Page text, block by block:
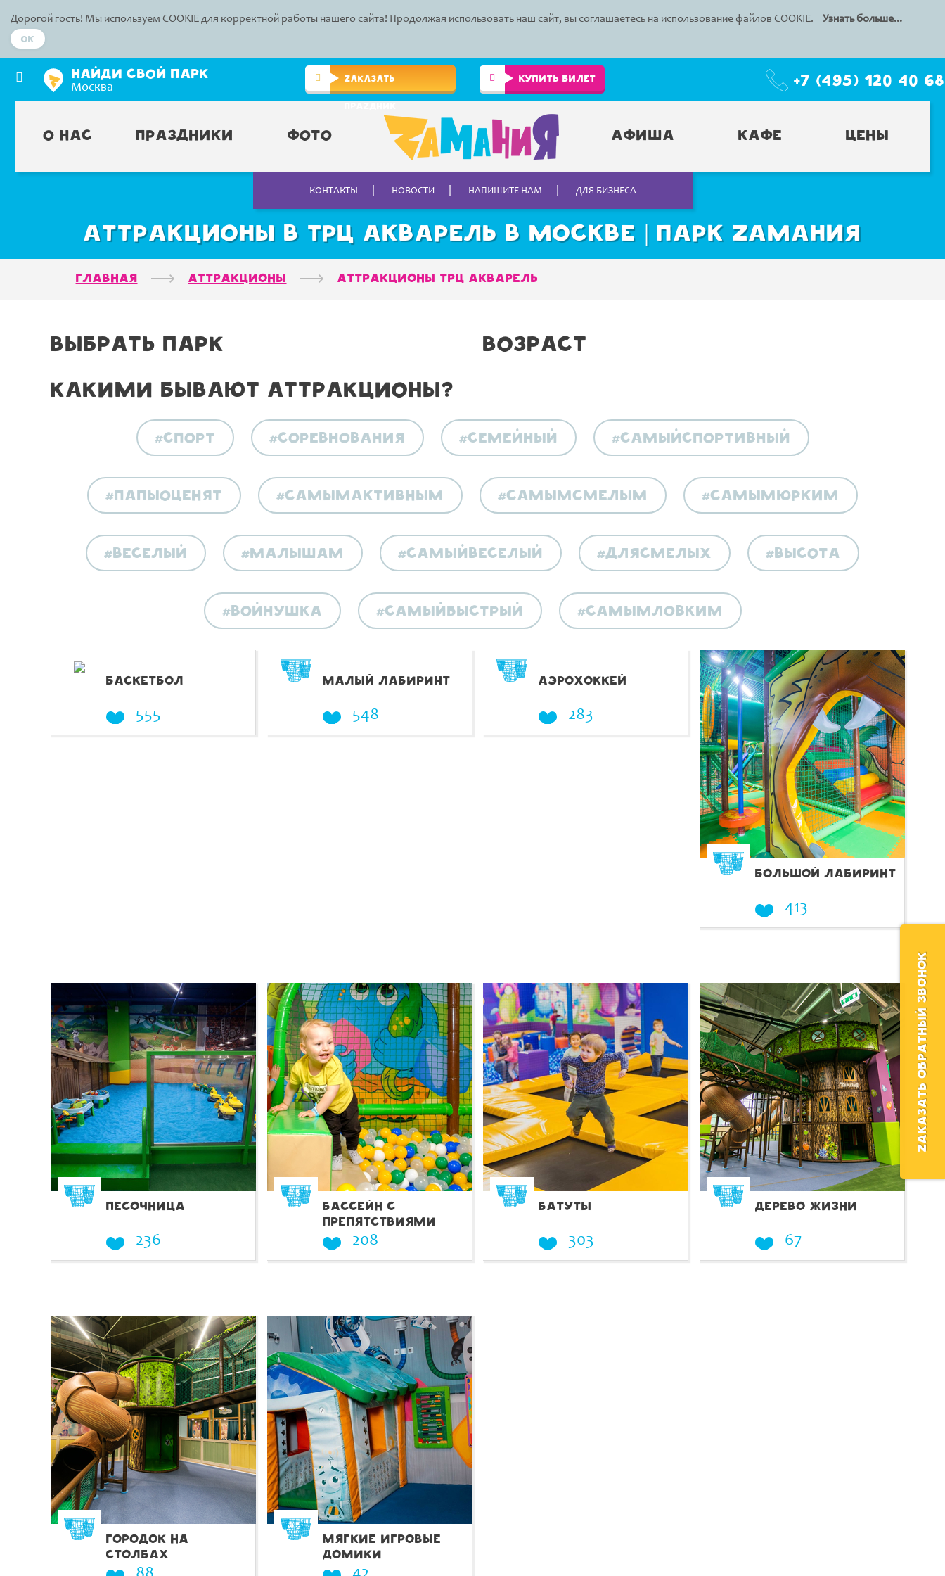
Дорогой гость! Мы используем COOKIE для корректной работы нашего сайта! Продолжая использовать наш сайт, вы соглашаетесь на использование файлов COOKIE. Узнать больше...
Ok
НАЙДИ СВОЙ ПАРК
Москва +7 (495) 120 40 68
ZАКАЗАТЬ КУПИТЬ БИЛЕТ
О нас Праздники Фото Афиша Кафе Цены
КОНТАКТЫ НОВОСТИ НАПИШИТЕ НАМ ДЛЯ БИЗНЕСА
Аттракционы в ТРЦ Акварель в Москве | Парк Zамания
Главная Аттракционы Аттракционы ТРЦ Акварель
Выбрать парк Возраст
Какими бывают аттракционы?
#спорт #соревнования #семейный #самыйспортивный
#папыоценят #самымактивным #самымсмелым #самымюрким
#веселый #малышам #самыйвеселый #длясмелых #высота
#войнушка #самыйбыстрый #самымловким
БАСКЕТБОЛ
555
МАЛЫЙ ЛАБИРИНТ
548
АЭРОХОККЕЙ
283
БОЛЬШОЙ ЛАБИРИНТ
413
ПЕСОЧНИЦА
236
БАССЕЙН С
ПРЕПЯТСТВИЯМИ
208
БАТУТЫ
303
ДЕРЕВО ЖИЗНИ
67
ГОРОДОК НА
СТОЛБАХ
МЯГКИЕ ИГРОВЫЕ
ДОМИКИ
ZАКАЗАТЬ ОБРАТНЫЙ ЗВОНОК